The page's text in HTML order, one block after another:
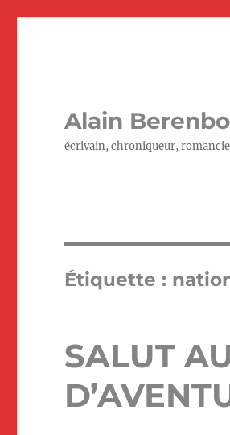
Alain
écrivain, chroniqueur,
Étiquette :
SALUT